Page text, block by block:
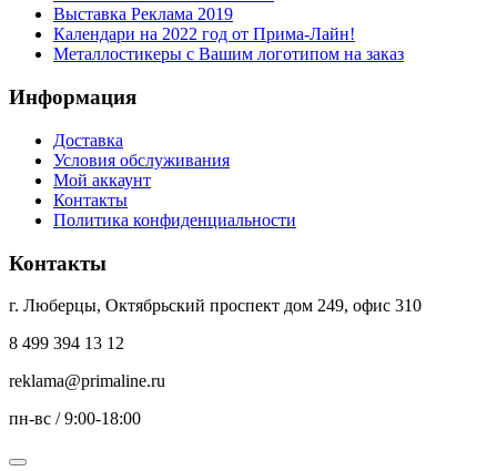
Выставка Реклама 2019
Календари на 2022 год от Прима-Лайн!
Металлостикеры с Вашим логотипом на заказ
Информация
Доставка
Условия обслуживания
Мой аккаунт
Контакты
Политика конфиденциальности
Контакты
г. Люберцы, Октябрьский проспект дом 249, офис 310
8 499 394 13 12
reklama@primaline.ru
пн-вс / 9:00-18:00